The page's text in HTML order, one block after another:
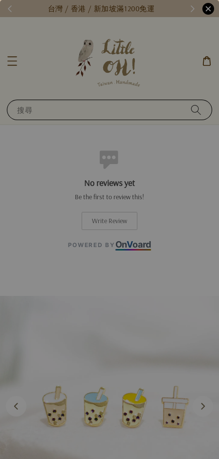
// 台灣 / 香港 / 新加坡滿1200免運
搜尋
No reviews yet
Be the first to review this!
Write Review
POWERED BY OnVoard